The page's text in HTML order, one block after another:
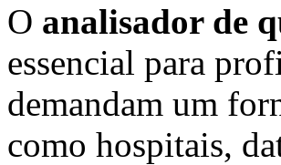
O analisador de
essencial para
demandam um
como hospitais,